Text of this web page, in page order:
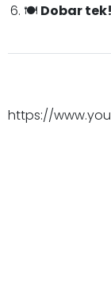
🍽️ Dobar tek!
https://